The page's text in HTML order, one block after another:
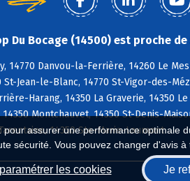
assurer une performance
sécurité. Vous pouvez changer d'avis
les cookies Je
Du Bocage (14500) est proche de
14770 Danvou-la-Ferrière, 14260 Le
Jean-le-Blanc, 14770 St-Vigor-des-
Harang, 14350 La Graverie, 14350
Montchauvet, 14350 St-Denis-
14350 Ste-Marie-Laumont